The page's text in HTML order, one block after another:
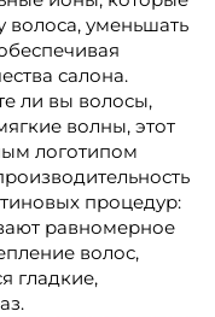
волоса, уменьшать
салона.
ли вы волосы,
волны, этот
логотипом
процедур:
равномерное
волос,
гладкие,